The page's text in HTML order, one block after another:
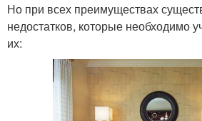
Но при всех преимуществах
недостатков, которые необходимо
их: